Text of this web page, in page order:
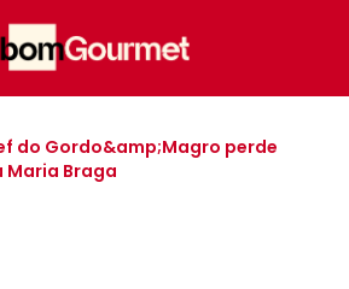
do Gordo&amp;Magro perde
Braga